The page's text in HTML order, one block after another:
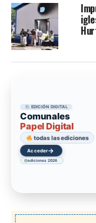
EDICIÓN DIGITAL
Comunales
Papel Digital
todas las ediciones
Acceder→
ediciones 2026